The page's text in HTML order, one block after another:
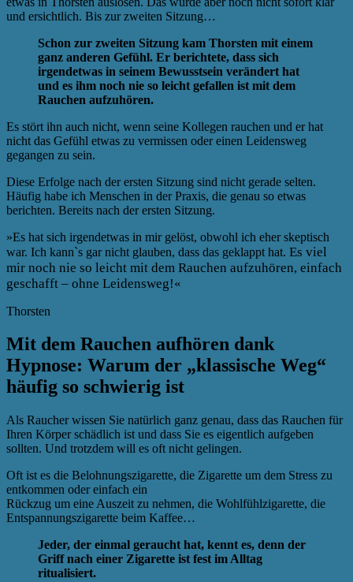
und ersichtlich. Bis zur zweiten Sitzung…
Schon zur zweiten Sitzung kam Thorsten mit einem
ganz anderen Gefühl. Er berichtete, dass sich
irgendetwas in seinem Bewusstsein verändert hat
und es ihm noch nie so leicht gefallen ist mit dem
Rauchen aufzuhören.
Es stört ihn auch nicht, wenn seine Kollegen rauchen und er hat
nicht das Gefühl etwas zu vermissen oder einen Leidensweg
gegangen zu sein.
Diese Erfolge nach der ersten Sitzung sind nicht gerade selten.
Häufig habe ich Menschen in der Praxis, die genau so etwas
berichten. Bereits nach der ersten Sitzung.
»Es hat sich irgendetwas in mir gelöst, obwohl ich eher skeptisch
war. Ich kann`s gar nicht glauben, dass das geklappt hat. Es viel
mir noch nie so leicht mit dem Rauchen aufzuhören, einfach
geschafft – ohne Leidensweg!«
Thorsten
Mit dem Rauchen aufhören dank
Hypnose: Warum der „klassische Weg“
häufig so schwierig ist
Als Raucher wissen Sie natürlich ganz genau, dass das Rauchen für
Ihren Körper schädlich ist und dass Sie es eigentlich aufgeben
sollten. Und trotzdem will es oft nicht gelingen.
Oft ist es die Belohnungszigarette, die Zigarette um dem Stress zu
entkommen oder einfach ein
Rückzug um eine Auszeit zu nehmen, die Wohlfühlzigarette, die
Entspannungszigarette beim Kaffee…
Jeder, der einmal geraucht hat, kennt es, denn der
Griff nach einer Zigarette ist fest im Alltag
ritualisiert.